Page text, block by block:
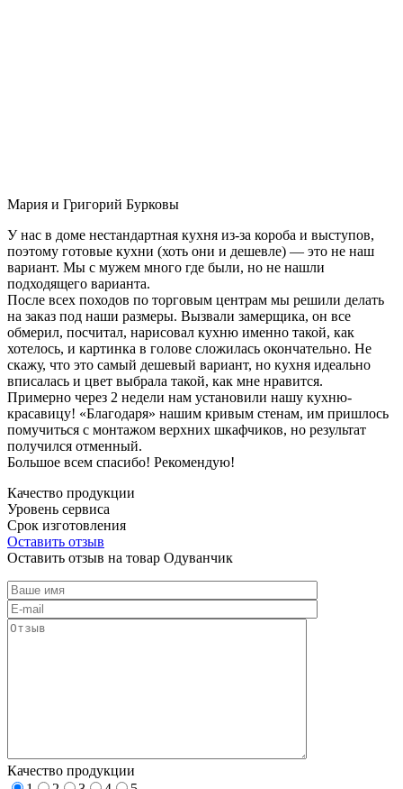
Мария и Григорий Бурковы
У нас в доме нестандартная кухня из-за короба и выступов,
поэтому готовые кухни (хоть они и дешевле) — это не наш
вариант. Мы с мужем много где были, но не нашли
подходящего варианта.
После всех походов по торговым центрам мы решили делать
на заказ под наши размеры. Вызвали замерщика, он все
обмерил, посчитал, нарисовал кухню именно такой, как
хотелось, и картинка в голове сложилась окончательно. Не
скажу, что это самый дешевый вариант, но кухня идеально
вписалась и цвет выбрала такой, как мне нравится.
Примерно через 2 недели нам установили нашу кухню-
красавицу! «Благодаря» нашим кривым стенам, им пришлось
помучиться с монтажом верхних шкафчиков, но результат
получился отменный.
Большое всем спасибо! Рекомендую!
Качество продукции
Уровень сервиса
Срок изготовления
Оставить отзыв
Оставить отзыв на товар Одуванчик
Качество продукции